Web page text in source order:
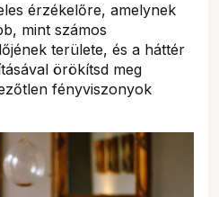
érzékelőre, amelynek
mint számos
területe, és a háttér
örökítsd meg
fényviszonyok